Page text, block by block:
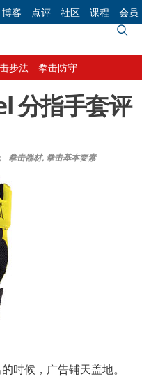
博客 点评 社区 课程 会员
步法 拳击防守
分指手套评
拳击器材, 拳击基本要素
时候，广告铺天盖地。